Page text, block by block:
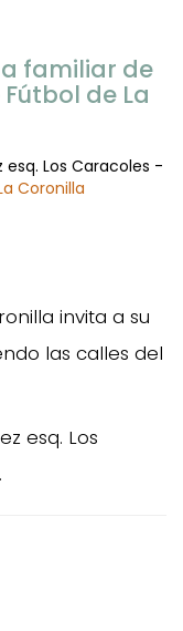
familiar de
de La
esq. Los Caracoles -
Coronilla
invita a su
las calles del
esq. Los